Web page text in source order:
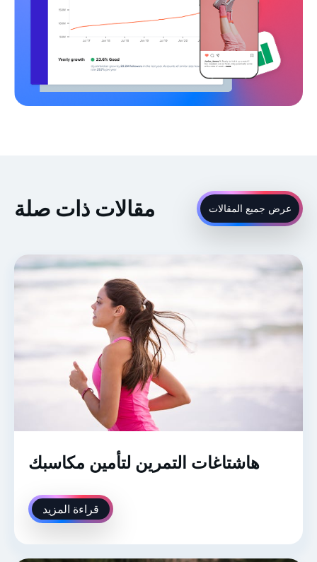
مقالات ذات صلة عرض جميع المقالات
قراءة المزيد